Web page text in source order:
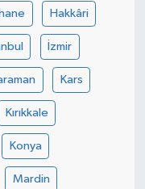
Hakkâri
İzmir
Kars
Kırıkkale
Konya
Mardin